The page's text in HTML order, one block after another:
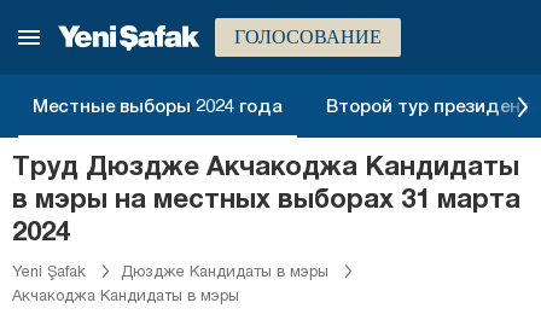
ГОЛОСОВАНИЕ
Местные выборы 2024 года Второй тур
Труд Дюздже Акчакоджа Кандидаты
в мэры на местных выборах 31 марта
2024
Yeni Şafak
Дюздже Кандидаты в мэры
Акчакоджа Кандидаты в мэры
Битлис
Бурдур
Бурса
Чанаккале
Чанкыры
Чорум